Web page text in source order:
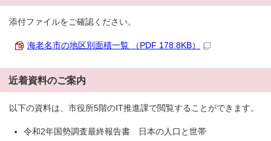
添付ファイルをご確認ください。
海老名市の地区別面積一覧 （PDF 178.8KB）
近着資料のご案内
以下の資料は、市役所5階のIT推進課で閲覧することができます。
令和2年国勢調査最終報告書 日本の人口と世帯